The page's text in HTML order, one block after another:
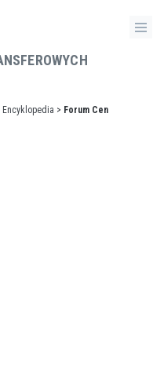
Encyklopedia > Forum Cen